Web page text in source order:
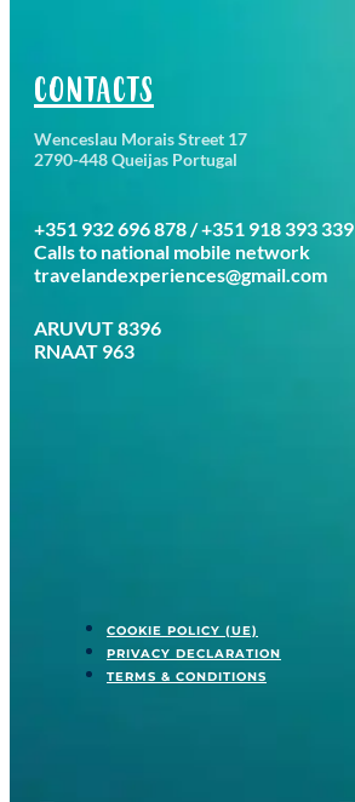
CONTACTS
Wenceslau Morais Street 17
2790-448 Queijas Portugal
+351 932 696 878 / +351 918 393 339
Calls to national mobile network
travelandexperiences@gmail.com
ARUVUT 8396
RNAAT 963
COOKIE POLICY (UE)
PRIVACY DECLARATION
TERMS & CONDITIONS